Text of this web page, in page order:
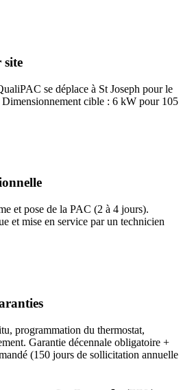
site
se déplace à St Joseph pour le
cible : 6 kW pour 105
et pose de la PAC (2 à 4 jours).
et mise en service par un technicien
programmation du thermostat,
Garantie décennale obligatoire +
(150 jours de sollicitation annuelle